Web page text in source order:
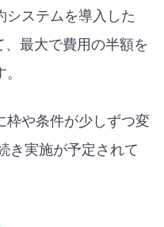
システムを導入した
最大で費用の半額を
枠や条件が少しずつ変
き実施が予定されて